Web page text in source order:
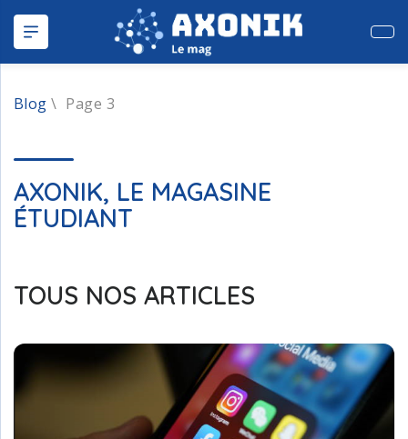
Blog \ Page 3
AXONIK, LE MAGASINE
ÉTUDIANT
TOUS NOS ARTICLES